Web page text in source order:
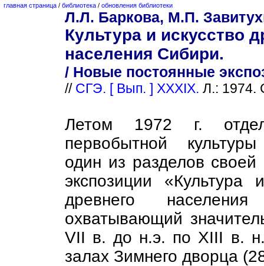
главная страница / библиотека / обновления библиотеки
Л.Л. Баркова, М.П.
Культура и искусство
населения Сибири.
/ Новые постоянные
// СГЭ. [ Вып. ] XXXIX. Л.: 1974.
Летом 1972 г.
первобытной
один из разделов своей
экспозиции «Культура
древнего
охватывающий
VII в. до н.э. по XIII в.
залах Зимнего дворца